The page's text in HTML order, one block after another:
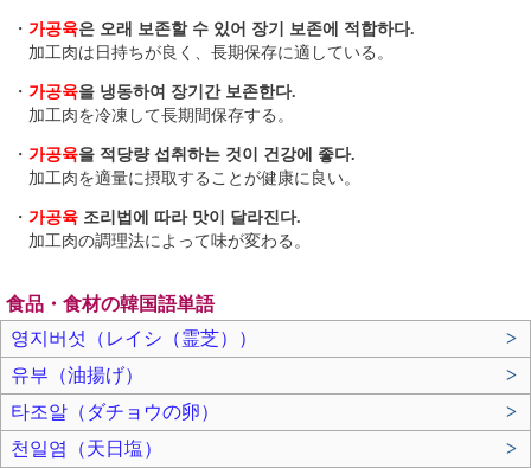
・ 가공육은 오래 보존할 수 있어 장기 보존에 적합하다.
加工肉は日持ちが良く、長期保存に適している。
・ 가공육을 냉동하여 장기간 보존한다.
加工肉を冷凍して長期間保存する。
・ 가공육을 적당량 섭취하는 것이 건강에 좋다.
加工肉を適量に摂取することが健康に良い。
・ 가공육 조리법에 따라 맛이 달라진다.
加工肉の調理法によって味が変わる。
食品・食材の韓国語単語
영지버섯（レイシ（霊芝））
>
유부（油揚げ）
>
타조알（ダチョウの卵）
>
천일염（天日塩）
>